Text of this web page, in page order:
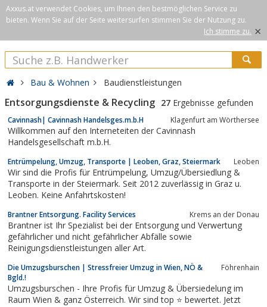
Axxus.at verwendet Cookies, um Ihnen den bestmöglichen Service zu
bieten. Wenn Sie auf der Seite weitersurfen stimmen Sie der Nutzung zu.
Ich stimme zu. ×
Bau & Wohnen Baudienstleistungen
Entsorgungsdienste & Recycling 27 Ergebnisse gefunden
Cavinnash| Cavinnash Handelsges.m.b.H Klagenfurt am Wörthersee
Willkommen auf den Interneteiten der Cavinnash
Handelsgesellschaft m.b.H.
Entrümpelung, Umzug, Transporte | Leoben, Graz, Steiermark Leoben
Wir sind die Profis für Entrümpelung, Umzug/Übersiedlung &
Transporte in der Steiermark. Seit 2012 zuverlässig in Graz u.
Leoben. Keine Anfahrtskosten!
Brantner Entsorgung. Facility Services Krems an der Donau
Brantner ist Ihr Spezialist bei der Entsorgung und Verwertung
gefährlicher und nicht gefährlicher Abfälle sowie
Reinigungsdienstleistungen aller Art.
Die Umzugsburschen | Stressfreier Umzug in Wien, NÖ &
Bgld.!
Föhrenhain
Umzugsburschen - Ihre Profis für Umzug & Übersiedelung im
Raum Wien & ganz Österreich. Wir sind top ⭐ bewertet. Jetzt